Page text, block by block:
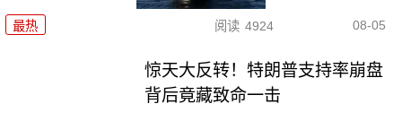
最热 阅读 4924 08-05
惊天大反转！特朗普支持率崩盘
背后竟藏致命一击